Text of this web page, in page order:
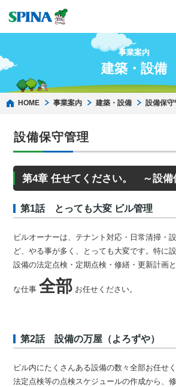
事業案内
建築・設備
HOME 事業案内 建築・設備 設備保守
設備保守管理
第4章 任せてください。 ～設備
第1話 とっても大変 ビル管理
ビルオーナーは、テナント対応・日常清掃・
ど、やる事が多く、とっても大変です。特に
設備の法定点検・定期点検・修繕・更新計画
な仕事 全部 お任せください。
第2話 設備の万屋（よろずや）
ビル内にたくさんある設備の数々全部お任せく
法定点検等の点検スケジュールの作成から、